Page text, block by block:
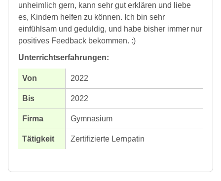
unheimlich gern, kann sehr gut erklären und liebe
es, Kindern helfen zu können. Ich bin sehr
einfühlsam und geduldig, und habe bisher immer nur
positives Feedback bekommen. :)
Unterrichtserfahrungen:
2022
2022
Gymnasium
Zertifizierte Lernpatin